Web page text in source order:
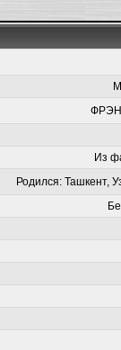
Из
Родился: Ташкент,